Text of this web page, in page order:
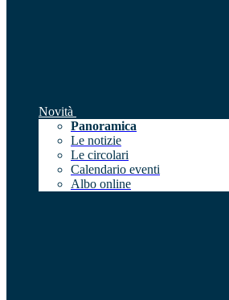
Novità
Panoramica
Le notizie
Le circolari
Calendario eventi
Albo online